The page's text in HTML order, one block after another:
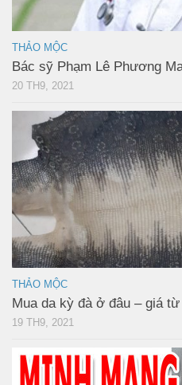
THẢO MỘC
Bác sỹ Phạm Lê Phương
20 TH9, 2021
THẢO MỘC
Mua da kỳ đà ở đâu – giá
19 TH9, 2021